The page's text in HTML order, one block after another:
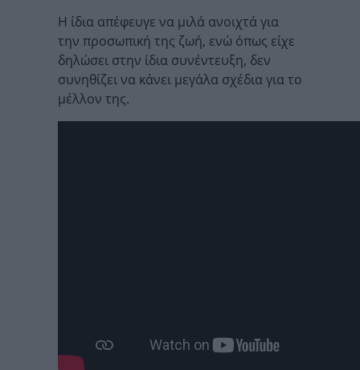
Η ίδια απέφευγε να μιλά ανοιχτά για
την προσωπική της ζωή, ενώ όπως είχε
δηλώσει στην ίδια συνέντευξη, δεν
συνηθίζει να κάνει μεγάλα σχέδια για το
μέλλον της.